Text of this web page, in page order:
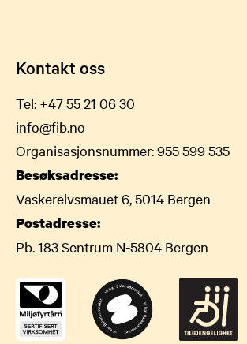
Kontakt oss
Tel: +47 55 21 06 30
info@fib.no
Organisasjonsnummer: 955 599 535
Besøksadresse:
Vaskerelvsmauet 6, 5014 Bergen
Postadresse:
Pb. 183 Sentrum N-5804 Bergen